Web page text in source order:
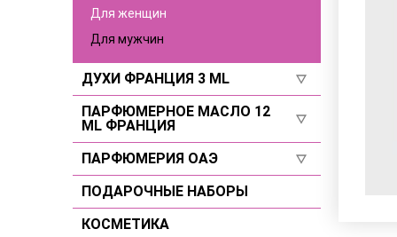
Для женщин
Для мужчин
ДУХИ ФРАНЦИЯ 3 ML
Для женщин
Для мужчин
Селективы
ПАРФЮМЕРНОЕ МАСЛО 12
ML ФРАНЦИЯ
Для женщин
Для мужчин
Селективы
ПАРФЮМЕРИЯ ОАЭ
Для женщин
Для мужчин
ПОДАРОЧНЫЕ НАБОРЫ
КОСМЕТИКА